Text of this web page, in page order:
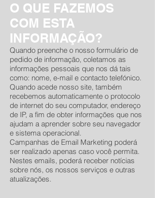
O QUE FAZEMOS
COM ESTA
INFORMAÇÃO?
Quando preenche o nosso formulário de
pedido de informação, coletamos as
informações pessoais que nos dá tais
como: nome, e-mail e contacto telefónico.
Quando acede nosso site, também
recebemos automaticamente o protocolo
de internet do seu computador, endereço
de IP, a fim de obter informações que nos
ajudam a aprender sobre seu navegador
e sistema operacional.
Campanhas de Email Marketing poderá
ser realizado apenas caso você permita.
Nestes emails, poderá receber notícias
sobre nós, os nossos serviços e outras
atualizações.